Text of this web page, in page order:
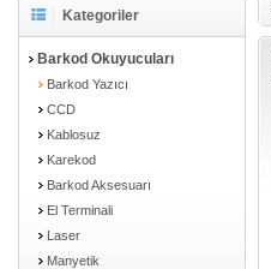
Kategoriler
Barkod Okuyucuları
Barkod Yazıcı
CCD
Kablosuz
Karekod
Barkod Aksesuarı
El Terminali
Laser
Manyetik